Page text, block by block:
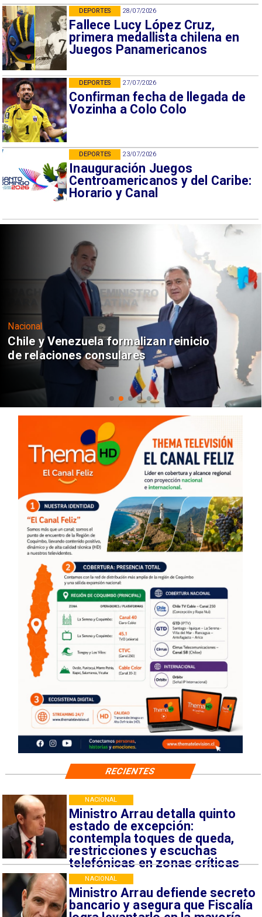
28/07/2026
Fallece Lucy López Cruz,
primera medallista chilena en
Juegos Panamericanos
DEPORTES
27/07/2026
Confirman fecha de llegada de
Vozinha a Colo Colo
DEPORTES
23/07/2026
Inauguración Juegos
Centroamericanos y del Caribe:
Horario y Canal
DEPORTES
Nacional
Chile y Venezuela formalizan reinicio
de relaciones consulares
Ministro Arrau detalla quinto
estado de excepción:
contempla toques de queda,
restricciones y escuchas
telefónicas en zonas críticas
NACIONAL
Ministro Arrau defiende secreto
bancario y asegura que Fiscalía
NACIONAL
RECIENTES